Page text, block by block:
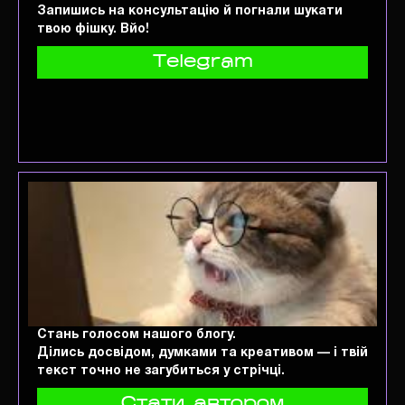
Стань голосом нашого блогу.
Ділись досвідом, думками та креативом — і твій
текст точно не загубиться у стрічці.
Запишись на консультацію й погнали шукати
твою фішку. Вйо!
Telegram